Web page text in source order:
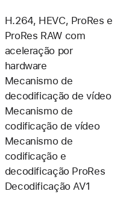
H.264, HEVC, ProRes e
ProRes RAW com
aceleração por
hardware
Mecanismo de
decodificação de vídeo
Mecanismo de
codificação de vídeo
Mecanismo de
codificação e
decodificação ProRes
Decodificação AV1